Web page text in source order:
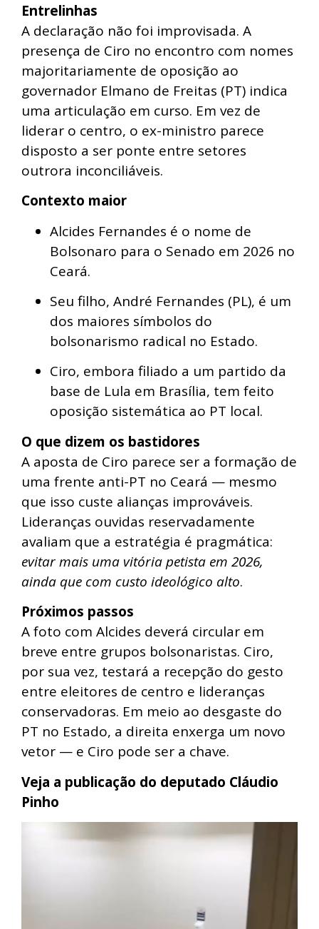
Entrelinhas
A declaração não foi improvisada. A
presença de Ciro no encontro com nomes
majoritariamente de oposição ao
governador Elmano de Freitas (PT) indica
uma articulação em curso. Em vez de
liderar o centro, o ex-ministro parece
disposto a ser ponte entre setores
outrora inconciliáveis.
Contexto maior
Alcides Fernandes é o nome de
Bolsonaro para o Senado em 2026 no
Ceará.
Seu filho, André Fernandes (PL), é um
dos maiores símbolos do
bolsonarismo radical no Estado.
Ciro, embora filiado a um partido da
base de Lula em Brasília, tem feito
oposição sistemática ao PT local.
O que dizem os bastidores
A aposta de Ciro parece ser a formação de
uma frente anti-PT no Ceará — mesmo
que isso custe alianças improváveis.
Lideranças ouvidas reservadamente
avaliam que a estratégia é pragmática:
evitar mais uma vitória petista em 2026,
ainda que com custo ideológico alto.
Próximos passos
A foto com Alcides deverá circular em
breve entre grupos bolsonaristas. Ciro,
por sua vez, testará a recepção do gesto
entre eleitores de centro e lideranças
conservadoras. Em meio ao desgaste do
PT no Estado, a direita enxerga um novo
vetor — e Ciro pode ser a chave.
Veja a publicação do deputado Cláudio
Pinho